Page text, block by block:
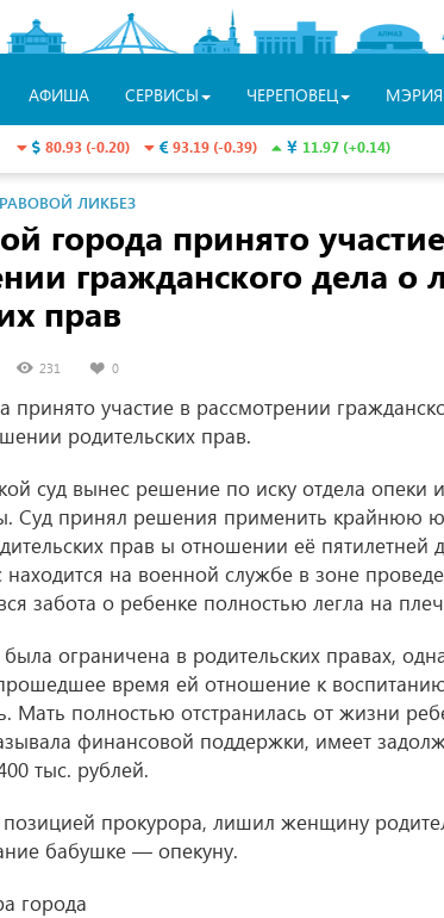
АФИША СЕРВИСЫ ЧЕРЕПОВЕЦ
80.93 (-0.20) 93.19 (-0.39) 11.97 (+0.14)
ЛИКБЕЗ
города принято участие
гражданского дела о
прав
231 0
принято участие в рассмотрении
родительских прав.
суд вынес решение по иску отдела опеки
Суд принял решения применить крайнюю
прав ы отношении её пятилетней
находится на военной службе в зоне
забота о ребенке полностью легла на
ограничена в родительских правах,
время ей отношение к
Мать полностью отстранилась от жизни
финансовой поддержки, имеет
тыс. рублей.
прокурора, лишил женщину
бабушке — опекуну.
города